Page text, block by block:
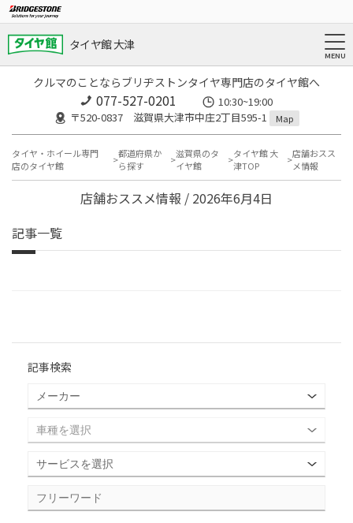
タイヤ館 大津
クルマのことならブリヂストンタイヤ専門店のタイヤ館へ
077-527-0201
10:30~19:00
〒520-0837 滋賀県大津市中庄2丁目595-1
Map
タイヤ・ホイール専門
店のタイヤ館
都道府県か
ら探す
滋賀県のタ
イヤ館
タイヤ館 大
津TOP
店舗おスス
メ情報
店舗おススメ情報 / 2026年6月4日
記事一覧
記事検索